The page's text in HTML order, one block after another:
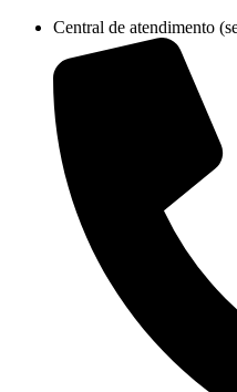
conteúdo
Central de atendimento